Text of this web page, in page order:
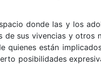
donde las y los
de sus vivencias y otros
quienes están
posibilidades